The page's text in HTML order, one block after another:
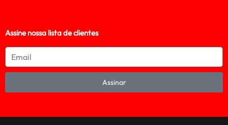
Assine nossa lista de clientes
Assinar